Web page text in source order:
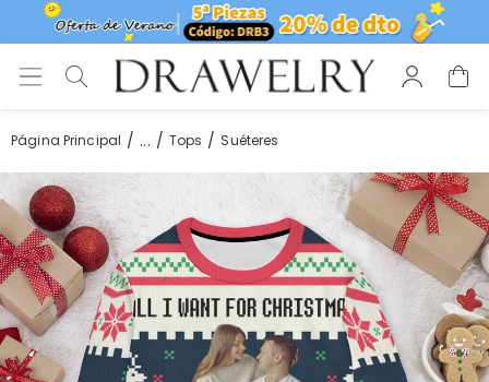
Página Principal ... Tops Suéteres